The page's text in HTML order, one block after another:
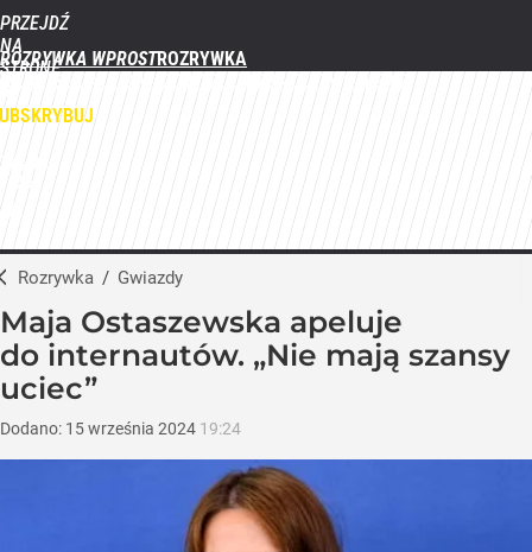
PRZEJDŹ
NA
STRONĘ
WPROST.PL
ROZRYWKA WPROST
Rozrywka / Gwiazdy
Maja Ostaszewska apeluje
do internautów. „Nie mają szansy
uciec”
Dodano: 15września 2024 19:24